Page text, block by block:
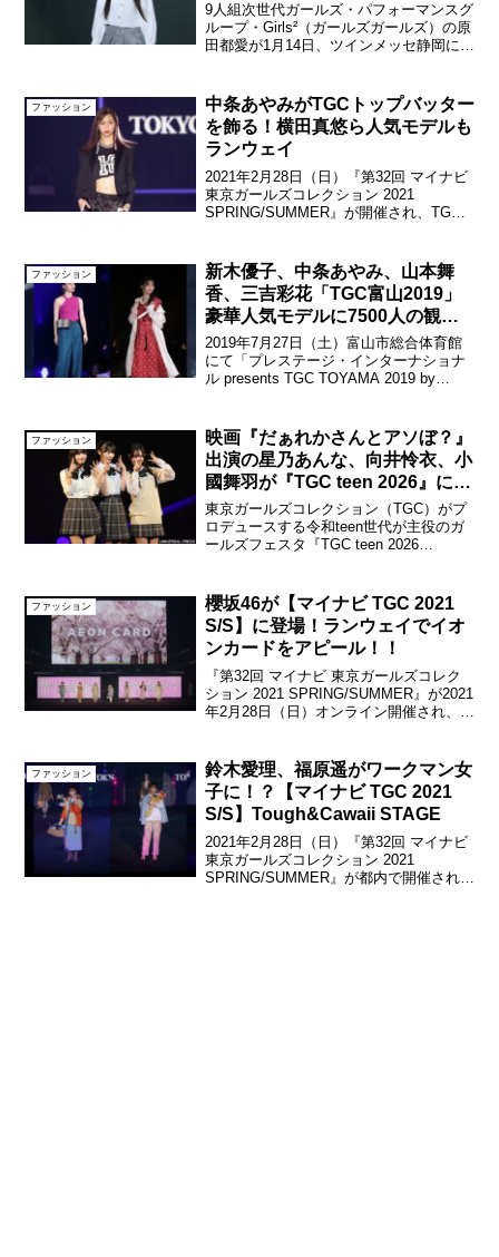
9人組次世代ガールズ・パフォーマンスグ
ループ・Girls²（ガールズガールズ）の原
田都愛が1月14日、ツインメッセ静岡にて
静岡PARC...
ファッション
中条あやみがTGCトップバッター
を飾る！横田真悠ら人気モデルも
ランウェイ
2021年2月28日（日）『第32回 マイナビ
東京ガールズコレクション 2021
SPRING/SUMMER』が開催され、TGC
陽名、楓、横田真悠、...
ファッション
新木優子、中条あやみ、山本舞
香、三吉彩花「TGC富山2019」
豪華人気モデルに7500人の観客
が熱狂！
2019年7月27日（土）富山市総合体育館
にて「プレステージ・インターナショナ
ル presents TGC TOYAMA 2019 by
富山2...
ファッション
映画『だぁれかさんとアソぼ？』
出演の星乃あんな、向井怜⾐、⼩
國舞⽻が『TGC teen 2026』に登
場！
東京ガールズコレクション（TGC）がプ
ロデュースする令和teen世代が主役のガ
ールズフェスタ『TGC teen 2026
映画『...
ファッション
櫻坂46が【マイナビ TGC 2021
S/S】に登場！ランウェイでイオ
ンカードをアピール！！
『第32回 マイナビ 東京ガールズコレク
ション 2021 SPRING/SUMMER』が2021
年2月28日（日）オンライン開催され、去
場。メン...
ファッション
鈴木愛理、福原遥がワークマン女
子に！？【マイナビ TGC 2021
S/S】Tough&Cawaii STAGE
2021年2月28日（日）『第32回 マイナビ
東京ガールズコレクション 2021
SPRING/SUMMER』が都内で開催され、